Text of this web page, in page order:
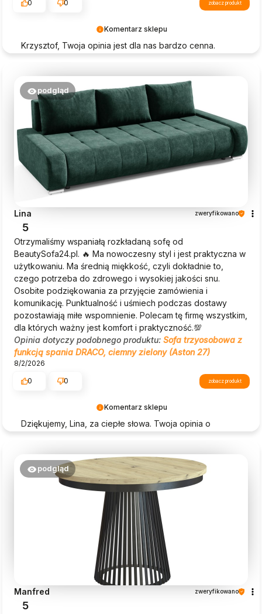
Komentarz sklepu
Krzysztof, Twoja opinia jest dla nas bardzo cenna.
0 0 zobacz produkt
Komentarz sklepu
Dziękujemy, Lina, za ciepłe słowa. Twoja opinia o
podgląd
Lina zweryfikowano
5
Otrzymaliśmy wspaniałą rozkładaną sofę od
BeautySofa24.pl. 🔥 Ma nowoczesny styl i jest praktyczna w
użytkowaniu. Ma średnią miękkość, czyli dokładnie to,
czego potrzeba do zdrowego i wysokiej jakości snu.
Osobite podziękowania za przyjęcie zamówienia i
komunikację. Punktualność i uśmiech podczas dostawy
pozostawiają miłe wspomnienie. Polecam tę firmę wszystkim,
dla których ważny jest komfort i praktyczność.💯
Opinia dotyczy podobnego produktu: Sofa trzyosobowa z
funkcją spania DRACO, ciemny zielony (Aston 27)
8/2/2026
0
0 zobacz produkt
podgląd
Manfred zweryfikowano
5